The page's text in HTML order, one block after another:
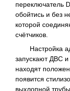
переключатель
обойтись и без
которой
счётчиков.
Настройка
запускают ДВС
находят
появится
выхлопной